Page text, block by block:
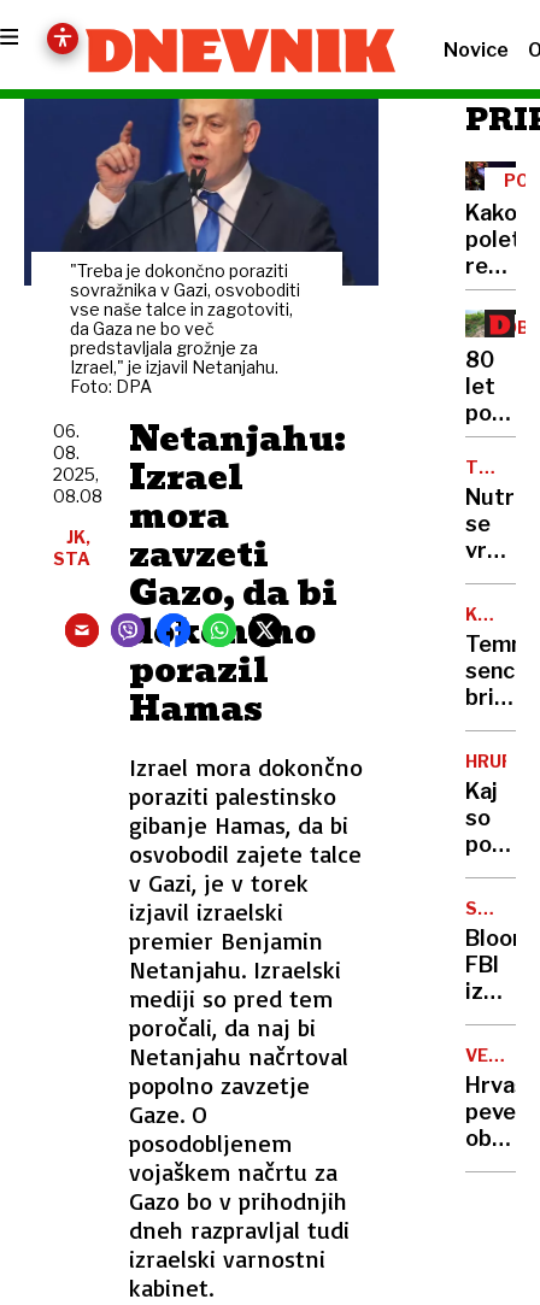
Novice
"Treba je dokončno poraziti
sovražnika v Gazi, osvoboditi
vse naše talce in zagotoviti,
da Gaza ne bo več
predstavljala grožnje za
Izrael," je izjavil Netanjahu.
Foto: DPA
Netanjahu:
Izrael
mora
zavzeti
Gazo, da bi
dokončno
porazil
Hamas
Izrael mora dokončno
poraziti palestinsko
gibanje Hamas, da bi
osvobodil zajete talce
v Gazi, je v torek
izjavil izraelski
premier Benjamin
Netanjahu. Izraelski
mediji so pred tem
poročali, da naj bi
Netanjahu načrtoval
popolno zavzetje
Gaze. O
posodobljenem
vojaškem načrtu za
Gazo bo v prihodnjih
dneh razpravljal tudi
izraelski varnostni
kabinet.
06.
08.
2025,
08.08
JK,
STA
TV
Kako
poletje
javne
po
Evropi
in
kako
TV
80
let
po
bomba
tudi
s
VRSTA
Nutrije
se
a ne
v
kjer
jih je
moč
videti
le še
Temna
senca
krone:
Je
princ
Harry
strica
res
po
nosu?
HRUP​
Kaj
so
Kraška
bi
lahko
bila
SPOLNE
FBI
iz
ime
VEČ
pevec
nasilja